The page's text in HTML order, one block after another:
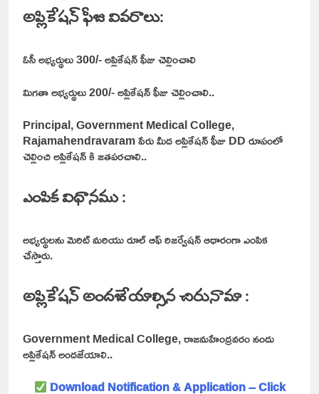
అప్లికేషన్ ఫీజు వివరాలు:
ఓసీ అభ్యర్థులు 300/- అప్లికేషన్ ఫీజు చెల్లించాలి
మిగతా అభ్యర్థులు 200/- అప్లికేషన్ ఫీజు చెల్లించాలి..
Principal, Government Medical College,
Rajamahendravaram పేరు మీద అప్లికేషన్ ఫీజు DD రూపంలో
చెల్లించి అప్లికేషన్ కి జతపరచాలి..
ఎంపిక విధానము :
అభ్యర్థులను మెరిట్ మరియు రూల్ ఆఫ్ రిజర్వేషన్ ఆధారంగా ఎంపిక
చేస్తారు.
అప్లికేషన్ అందజేయాల్సిన చిరునామా :
Government Medical College, రాజమహేంద్రవరం నందు
అప్లికేషన్ అందజేయాలి..
Download Notification & Application –Click